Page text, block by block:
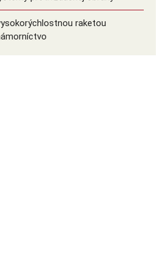
raketou